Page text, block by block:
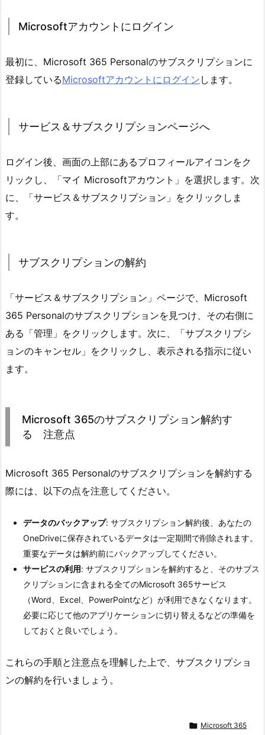
Microsoftアカウントにログイン
最初に、Microsoft 365 Personalのサブスクリプションに
登録しているMicrosoftアカウントにログイン します。
サービス＆サブスクリプションページへ
ログイン後、画面の上部にあるプロフィールアイコンをク
リックし、「マイ Microsoftアカウント」を選択します。次
に、「サービス＆サブスクリプション」をクリックしま
す。
サブスクリプションの解約
「サービス＆サブスクリプション」ページで、Microsoft
365 Personalのサブスクリプションを見つけ、その右側に
ある「管理」をクリックします。次に、「サブスクリプシ
ョンのキャンセル」をクリックし、表示される指示に従い
ます。
Microsoft 365のサブスクリプション解約す
る 注意点
Microsoft 365 Personalのサブスクリプションを解約する
際には、以下の点を注意してください。
データのバックアップ: サブスクリプション解約後、あなたの
OneDriveに保存されているデータは一定期間で削除されます。
重要なデータは解約前にバックアップしてください。
サービスの利用: サブスクリプションを解約すると、そのサブス
クリプションに含まれる全てのMicrosoft 365サービス
（Word、Excel、PowerPointなど）が利用できなくなります。
必要に応じて他のアプリケーションに切り替えるなどの準備を
しておくと良いでしょう。
これらの手順と注意点を理解した上で、サブスクリプショ
ンの解約を行いましょう。
 Microsoft 365